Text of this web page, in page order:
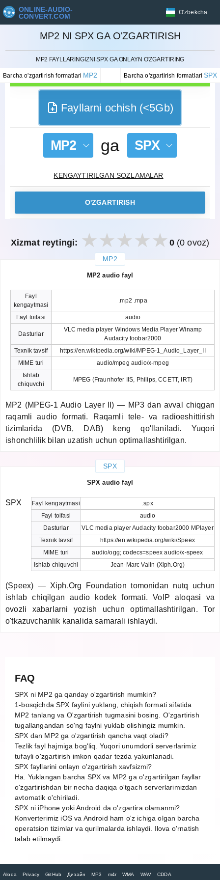
ONLINE-AUDIO-
CONVERT.COM
O'zbekcha
MP2 NI SPX GA O'ZGARTIRISH
MP2 FAYLLARINGIZNI SPX GA ONLAYN O'ZGARTIRING
Barcha o'zgartirish formatlari MP2 Barcha o'zgartirish formatlari SPX
BEKOR QILISH
Fayllarni ochish (<5Gb)
MP2 ga SPX
KENGAYTIRILGAN SOZLAMALAR
O'ZGARTIRISH
Xizmat reytingi: 0(0 ovoz)
MP2
MP2 audio fayl
Fayl
kengaytmasi
.mp2 .mpa
Fayl toifasi audio
Dasturlar
VLC media player Windows Media Player Winamp
Audacity foobar2000
Texnik tavsif
https://en.wikipedia.org/wiki/MPEG-1_Audio_Layer_II
MIME turi
audio/mpeg audio/x-mpeg
Ishlab
chiquvchi
MPEG (Fraunhofer IIS, Philips, CCETT, IRT)
MP2 (MPEG-1 Audio Layer II) — MP3 dan avval chiqgan
raqamli audio formati. Raqamli tele- va radioeshittirish
tizimlarida (DVB, DAB) keng qo'llaniladi. Yuqori
ishonchlilik bilan uzatish uchun optimallashtirilgan.
SPX
SPX audio fayl
Fayl kengaytmasi
.spx
Fayl toifasi
audio
Dasturlar
VLC media player Audacity foobar2000 MPlayer
Texnik tavsif
https://en.wikipedia.org/wiki/Speex
MIME turi
audio/ogg; codecs=speex audio/x-speex
Ishlab chiquvchi
Jean-Marc Valin (Xiph.Org)
SPX
(Speex) — Xiph.Org Foundation tomonidan nutq uchun
ishlab chiqilgan audio kodek formati. VoIP aloqasi va
ovozli xabarlarni yozish uchun optimallashtirilgan. Tor
o'tkazuvchanlik kanalida samarali ishlaydi.
FAQ
SPX ni MP2 ga qanday o'zgartirish mumkin?
1-bosqichda SPX faylini yuklang, chiqish formati sifatida
MP2 tanlang va O'zgartirish tugmasini bosing. O'zgartirish
tugallangandan so'ng faylni yuklab olishingiz mumkin.
SPX dan MP2 ga o'zgartirish qancha vaqt oladi?
Tezlik fayl hajmiga bog'liq. Yuqori unumdorli serverlarimiz
tufayli o'zgartirish imkon qadar tezda yakunlanadi.
SPX fayllarini onlayn o'zgartirish xavfsizmi?
Ha. Yuklangan barcha SPX va MP2 ga o'zgartirilgan fayllar
o'zgartirishdan bir necha daqiqa o'tgach serverlarimizdan
avtomatik o'chiriladi.
SPX ni iPhone yoki Android da o'zgartira olamanmi?
Konverterimiz iOS va Android ham o'z ichiga olgan barcha
operatsion tizimlar va qurilmalarda ishlaydi. Ilova o'rnatish
talab etilmaydi.
Aloqa Privacy GitHub Дизайн MP3 m4r WMA WAV CDDA